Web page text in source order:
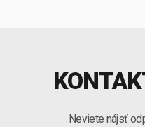
Neviete nájsť